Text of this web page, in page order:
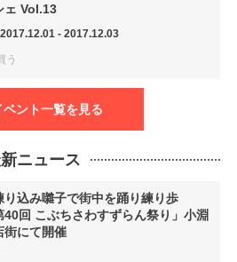
ェ Vol.13
2017.12.01 - 2017.12.03
う
ベント一覧を見る
ニュース
り込み囃子で街中を踊り練り歩
回 こぶちさわすずらん祭り」小淵
街にて開催